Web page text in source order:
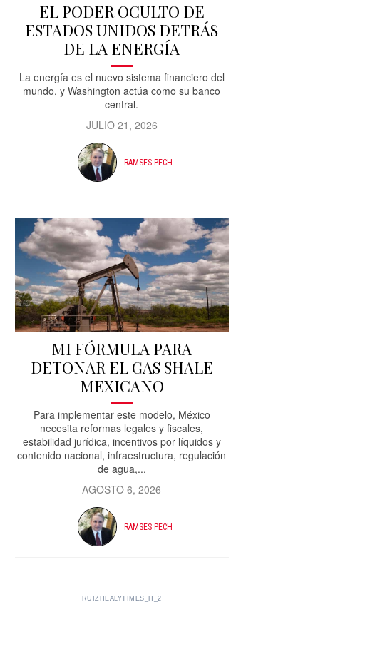
EL PODER OCULTO DE
ESTADOS UNIDOS DETRÁS
DE LA ENERGÍA
La energía es el nuevo sistema financiero del
mundo, y Washington actúa como su banco
central.
JULIO 21, 2026
RAMSES PECH
MI FÓRMULA PARA
DETONAR EL GAS SHALE
MEXICANO
Para implementar este modelo, México
necesita reformas legales y fiscales,
estabilidad jurídica, incentivos por líquidos y
contenido nacional, infraestructura, regulación
de agua,...
AGOSTO 6, 2026
RAMSES PECH
RUIZHEALYTIMES_H_2